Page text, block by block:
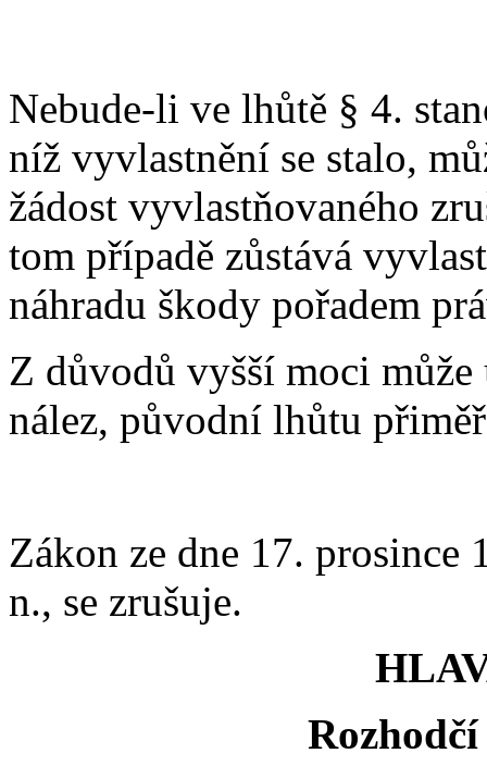
Nebude-li ve lhůtě § 4.
níž vyvlastnění se stalo,
žádost vyvlastňovaného
tom případě zůstává
náhradu škody pořadem
Z důvodů vyšší moci
nález, původní lhůtu
Zákon ze dne 17. prosince
n., se zrušuje.